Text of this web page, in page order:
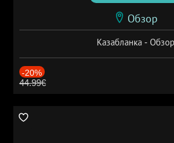
Обзор
Казабланка - Обзор
-20%
44.99€